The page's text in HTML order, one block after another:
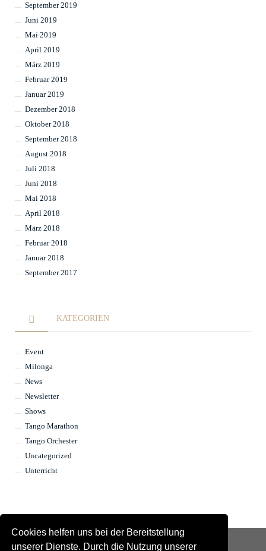
Cookies helfen uns bei der Bereitstellung
unserer Dienste. Durch die Nutzung unserer
September 2019
Juni 2019
Mai 2019
April 2019
März 2019
Februar 2019
Januar 2019
Dezember 2018
Oktober 2018
September 2018
August 2018
Juli 2018
Juni 2018
Mai 2018
April 2018
März 2018
Februar 2018
Januar 2018
September 2017
KATEGORIEN
Event
Milonga
News
Newsletter
Shows
Tango Marathon
Tango Orchester
Uncategorized
Unterricht